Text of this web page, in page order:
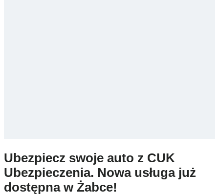
Ubezpiecz swoje auto z CUK
Ubezpieczenia. Nowa usługa już
dostępna w Żabce!